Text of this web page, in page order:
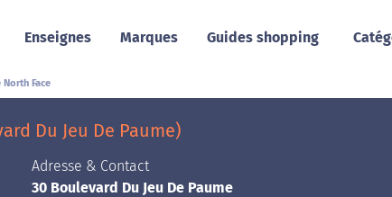
Enseignes Marques Guides shopping
North Face
Du Jeu De Paume)
Adresse & Contact
30 Boulevard Du Jeu De Paume